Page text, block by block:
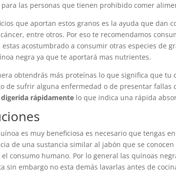
las personas que tienen prohibido comer
que aportan estos granos es la ayuda que dan
entre otros. Por eso te recomendamos
estas acostumbrado a consumir otras especies de
negra ya que te aportará mas nutrientes.
obtendrás más proteínas lo que significa que
de sufrir alguna enfermedad o de presentar fallas
digerida rápidamente lo que indica una rápida
es muy beneficiosa es necesario que tengas
de una sustancia similar al jabón que se
consumo humano. Por lo general las quínoas
sin embargo no esta demás lavarlas antes de